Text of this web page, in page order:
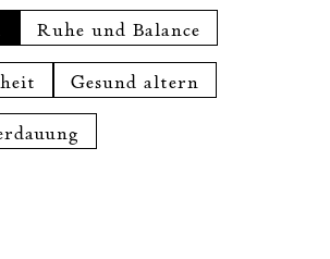
Ruhe und Balance
Gesund altern